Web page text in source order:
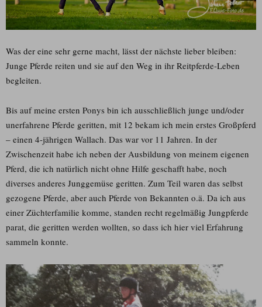
Was der eine sehr gerne macht, lässt der nächste lieber bleiben:
Junge Pferde reiten und sie auf den Weg in ihr Reitpferde-Leben
begleiten.
Bis auf meine ersten Ponys bin ich ausschließlich junge und/oder
unerfahrene Pferde geritten, mit 12 bekam ich mein erstes Großpferd
– einen 4-jährigen Wallach. Das war vor 11 Jahren. In der
Zwischenzeit habe ich neben der Ausbildung von meinem eigenen
Pferd, die ich natürlich nicht ohne Hilfe geschafft habe, noch
diverses anderes Junggemüse geritten. Zum Teil waren das selbst
gezogene Pferde, aber auch Pferde von Bekannten o.ä. Da ich aus
einer Züchterfamilie komme, standen recht regelmäßig Jungpferde
parat, die geritten werden wollten, so dass ich hier viel Erfahrung
sammeln konnte.